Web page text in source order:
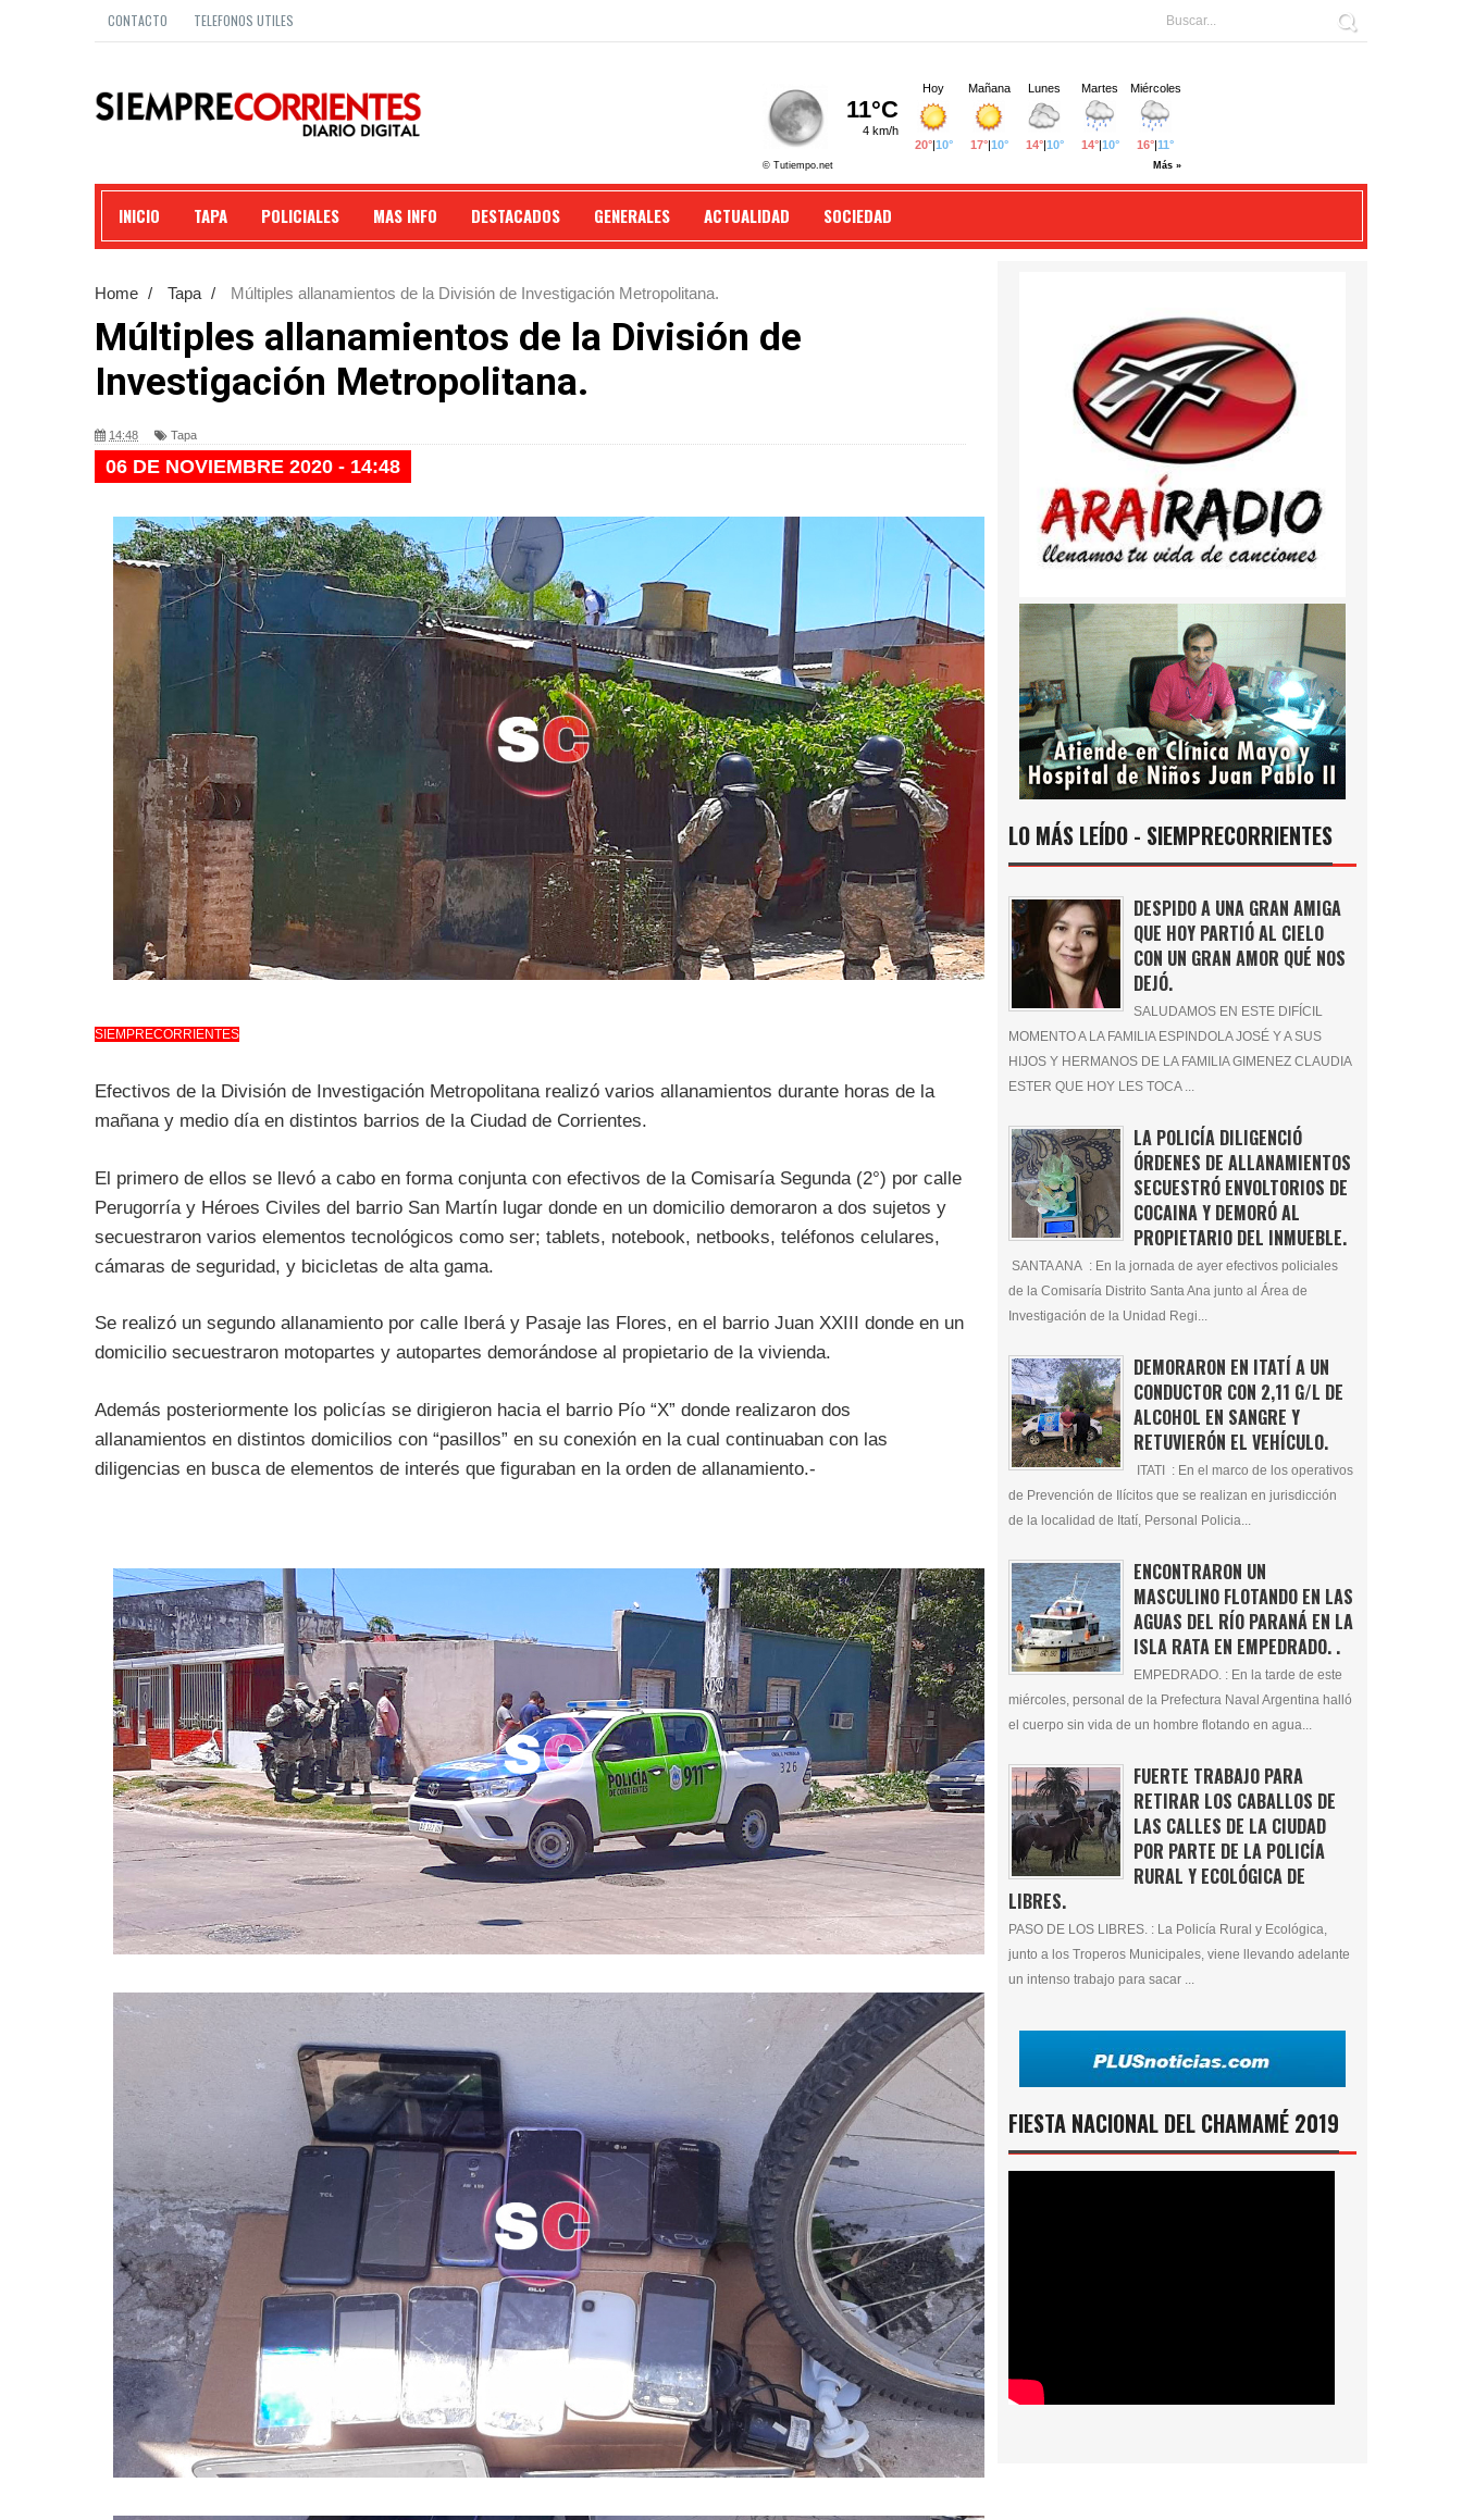
CONTACTO TELEFONOS UTILES
INICIO TAPA POLICIALES MAS INFO DESTACADOS GENERALES ACTUALIDAD SOCIEDAD
Home / Tapa / Múltiples allanamientos de la División de Investigación Metropolitana.
Múltiples allanamientos de la División de
Investigación Metropolitana.
14:48 Tapa
06 DE NOVIEMBRE 2020 - 14:48
SIEMPRECORRIENTES
Efectivos de la División de Investigación Metropolitana realizó varios allanamientos durante horas de la
mañana y medio día en distintos barrios de la Ciudad de Corrientes.
El primero de ellos se llevó a cabo en forma conjunta con efectivos de la Comisaría Segunda (2°) por calle
Perugorría y Héroes Civiles del barrio San Martín lugar donde en un domicilio demoraron a dos sujetos y
secuestraron varios elementos tecnológicos como ser; tablets, notebook, netbooks, teléfonos celulares,
cámaras de seguridad, y bicicletas de alta gama.
Se realizó un segundo allanamiento por calle Iberá y Pasaje las Flores, en el barrio Juan XXIII donde en un
domicilio secuestraron motopartes y autopartes demorándose al propietario de la vivienda.
Además posteriormente los policías se dirigieron hacia el barrio Pío “X” donde realizaron dos
allanamientos en distintos domicilios con “pasillos” en su conexión en la cual continuaban con las
diligencias en busca de elementos de interés que figuraban en la orden de allanamiento.-
LO MÁS LEÍDO - SIEMPRECORRIENTES
DESPIDO A UNA GRAN AMIGA
QUE HOY PARTIÓ AL CIELO
CON UN GRAN AMOR QUÉ NOS
DEJÓ.
SALUDAMOS EN ESTE DIFÍCIL
MOMENTO A LA FAMILIA ESPINDOLA JOSÉ Y A SUS
HIJOS Y HERMANOS DE LA FAMILIA GIMENEZ CLAUDIA
ESTER QUE HOY LES TOCA ...
LA POLICÍA DILIGENCIÓ
ÓRDENES DE ALLANAMIENTOS
SECUESTRÓ ENVOLTORIOS DE
COCAINA Y DEMORÓ AL
PROPIETARIO DEL INMUEBLE.
SANTA ANA : En la jornada de ayer efectivos policiales
de la Comisaría Distrito Santa Ana junto al Área de
Investigación de la Unidad Regi...
DEMORARON EN ITATÍ A UN
CONDUCTOR CON 2,11 G/L DE
ALCOHOL EN SANGRE Y
RETUVIERÓN EL VEHÍCULO.
ITATI : En el marco de los operativos
de Prevención de Ilícitos que se realizan en jurisdicción
de la localidad de Itatí, Personal Policia...
ENCONTRARON UN
MASCULINO FLOTANDO EN LAS
AGUAS DEL RÍO PARANÁ EN LA
ISLA RATA EN EMPEDRADO. .
EMPEDRADO. : En la tarde de este
miércoles, personal de la Prefectura Naval Argentina halló
el cuerpo sin vida de un hombre flotando en agua...
FUERTE TRABAJO PARA
RETIRAR LOS CABALLOS DE
LAS CALLES DE LA CIUDAD
POR PARTE DE LA POLICÍA
RURAL Y ECOLÓGICA DE
LIBRES.
PASO DE LOS LIBRES. : La Policía Rural y Ecológica,
junto a los Troperos Municipales, viene llevando adelante
un intenso trabajo para sacar ...
FIESTA NACIONAL DEL CHAMAMÉ 2019